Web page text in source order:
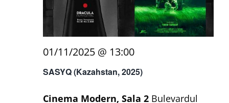
SASYQ (Kazahstan, 2025)
01/11/2025 @ 13:00
Cinema Modern, Sala 2 Bulevardul